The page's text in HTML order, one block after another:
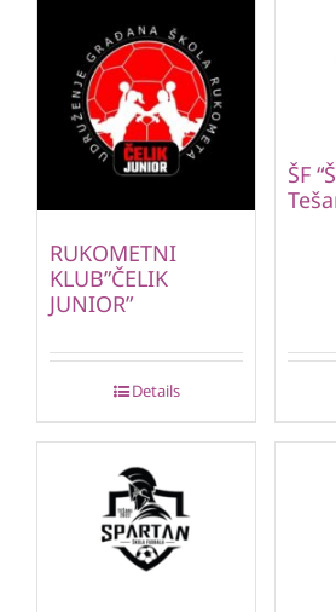
RUKOMETNI
KLUB”ČELIK
JUNIOR”
Details
ŠF